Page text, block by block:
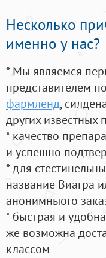
Несколько
именно у нас?
* Мы являемся
представителем
фармленд,
других известных
* качество
и успешно
* для
название Виагра
анонимныого
* быстрая и
же возможна
классом